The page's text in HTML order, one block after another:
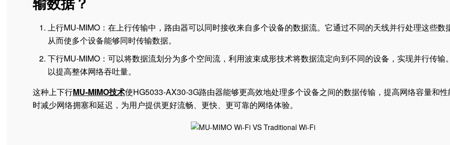
上行MU-MIMO：在上行传输中，路由器可以同时接收来自多个设备的数据流。它通过不同的天线并行处理这些数
从而使多个设备能够同时传输数据。
下行MU-MIMO：可以将数据流划分为多个空间流，利用波束成形技术将数据流定向到不同的设备，实现并行传输
以提高整体网络吞吐量。
这种上下行MU-MIMO技术使HG5033-AX30-3G路由器能够更高效地处理多个设备之间的数据传输，提高网络容量和
时减少网络拥塞和延迟，为用户提供更好流畅、更快、更可靠的网络体验。